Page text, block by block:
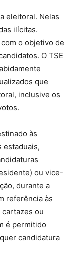
eleitoral. Nelas
ilícitas.
o objetivo de
O TSE
que
inclusive os
às
estaduais,
ou vice-
durante a
referência às
cartazes ou
é permitido
candidatura